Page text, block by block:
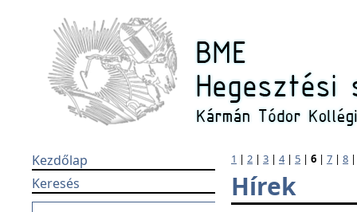
Kezdőlap
Keresés
1 | 2 | 3 | 4| 5 | 6 | 7 | 8
Hírek